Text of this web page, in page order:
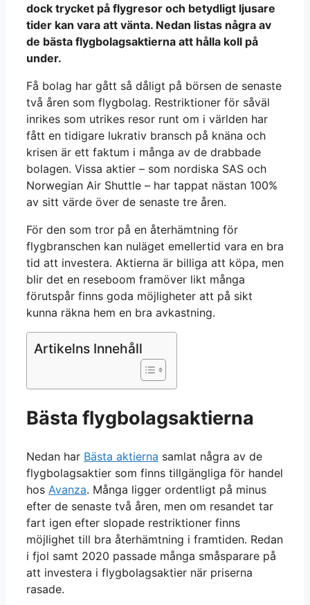
dock trycket på flygresor och betydligt ljusare
tider kan vara att vänta. Nedan listas några av
de bästa flygbolagsaktierna att hålla koll på
under.
Få bolag har gått så dåligt på börsen de senaste
två åren som flygbolag. Restriktioner för såväl
inrikes som utrikes resor runt om i världen har
fått en tidigare lukrativ bransch på knäna och
krisen är ett faktum i många av de drabbade
bolagen. Vissa aktier – som nordiska SAS och
Norwegian Air Shuttle – har tappat nästan 100%
av sitt värde över de senaste tre åren.
För den som tror på en återhämtning för
flygbranschen kan nuläget emellertid vara en bra
tid att investera. Aktierna är billiga att köpa, men
blir det en reseboom framöver likt många
förutspår finns goda möjligheter att på sikt
kunna räkna hem en bra avkastning.
Artikelns Innehåll
Bästa flygbolagsaktierna
Nedan har Bästa aktierna samlat några av de
flygbolagsaktier som finns tillgängliga för handel
hos Avanza. Många ligger ordentligt på minus
efter de senaste två åren, men om resandet tar
fart igen efter slopade restriktioner finns
möjlighet till bra återhämtning i framtiden. Redan
i fjol samt 2020 passade många småsparare på
att investera i flygbolagsaktier när priserna
rasade.